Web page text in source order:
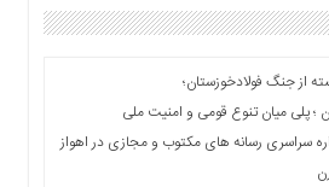
از جنگ فولادخوزستان؛
؛ پلی میان تنوع قومی و امنیت ملی
سراسری رسانه های مکتوب و مجازی در اهواز